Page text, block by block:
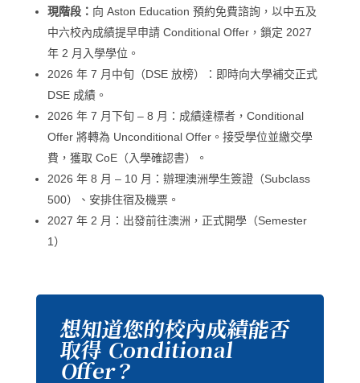
現階段： 向 Aston Education 預約免費諮詢，以中五及
中六校內成績提早申請 Conditional Offer，鎖定 2027
年 2 月入學學位。
2026 年 7 月中旬（DSE 放榜）：即時向大學補交正式
DSE 成績。
2026 年 7 月下旬 – 8 月：成績達標者，Conditional
Offer 將轉為 Unconditional Offer。接受學位並繳交學
費，獲取 CoE（入學確認書）。
2026 年 8 月 – 10 月：辦理澳洲學生簽證（Subclass
500）、安排住宿及機票。
2027 年 2 月：出發前往澳洲，正式開學（Semester
1）
想知道您的校內成績能否
取得 Conditional
Offer？